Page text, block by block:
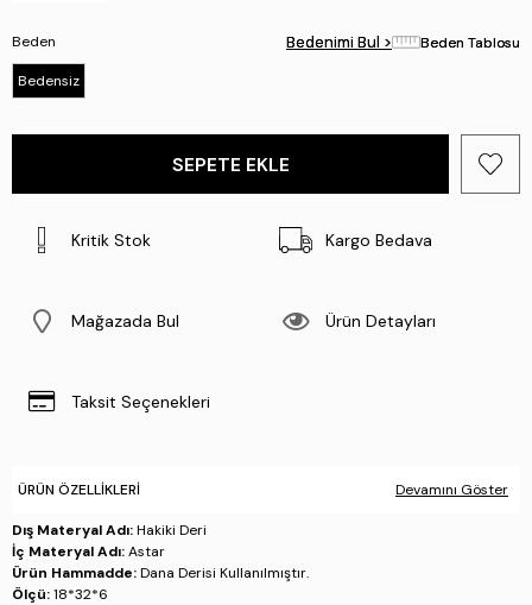
Beden
Bedensiz
Bedenimi Bul > Beden Tablosu
Bedenimi Bul > Beden Tablosu
Kritik Stok Kargo Bedava
Mağazada Bul Ürün Detayları
Taksit Seçenekleri
ÜRÜN ÖZELLIKLERI Devamını Göster
Dış Materyal Adı:Hakiki Deri
İç Materyal Adı:Astar
Ürün Hammadde:Dana Derisi Kullanılmıştır.
Ölçü:18*32*6